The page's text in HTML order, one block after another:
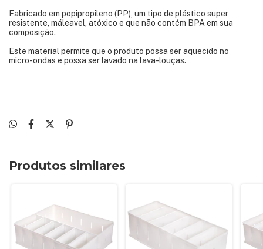
Fabricado em popipropileno (PP), um tipo de plástico super
resistente, máleavel, atóxico e que não contém BPA em sua
composição.
Este material permite que o produto possa ser aquecido no
micro-ondas e possa ser lavado na lava-louças.
Produtos similares